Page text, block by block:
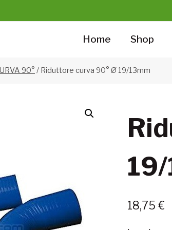
Home Shop
90° / Riduttore curva 90° Ø 19/13mm
18,75 €